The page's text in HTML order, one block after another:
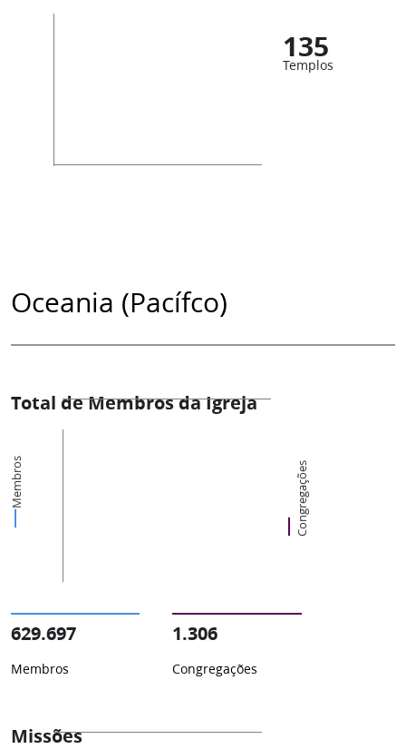
135
Templos
Oceania (Pacífco)
Total de Membros da Igreja
Membros Congregações
629.697
Membros
1.306
Congregações
Missões